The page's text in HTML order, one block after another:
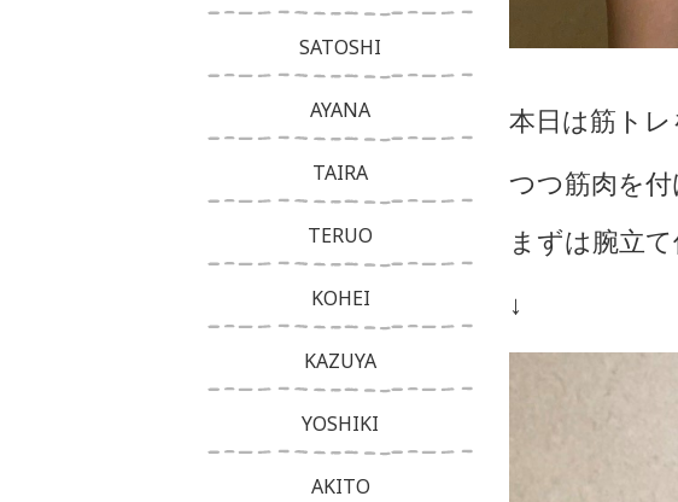
SATOSHI
AYANA
TAIRA
TERUO
KOHEI
KAZUYA
YOSHIKI
AKITO
本日は筋ト
つつ筋肉を
まずは腕立て
↓